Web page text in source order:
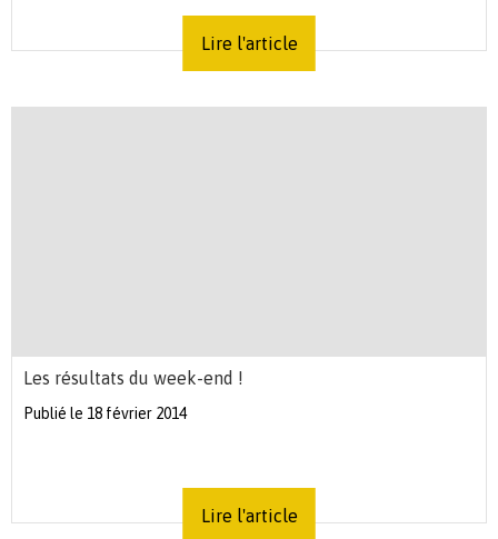
Lire l'article
Les résultats du week-end !
Publié le 18 février 2014
Lire l'article